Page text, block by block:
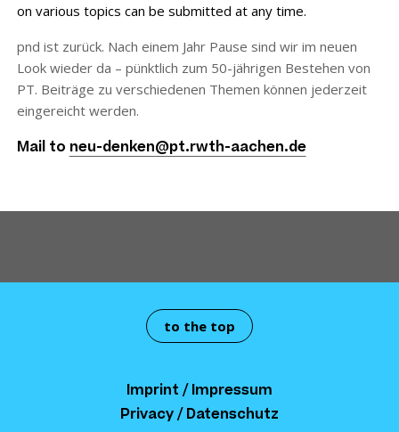
on various topics can be submitted at any time.
pnd ist zurück. Nach einem Jahr Pause sind wir im neuen
Look wieder da – pünktlich zum 50-jährigen Bestehen von
PT. Beiträge zu verschiedenen Themen können jederzeit
eingereicht werden.
Mail to neu-denken@pt.rwth-aachen.de
to the top
Imprint / Impressum
Privacy / Datenschutz